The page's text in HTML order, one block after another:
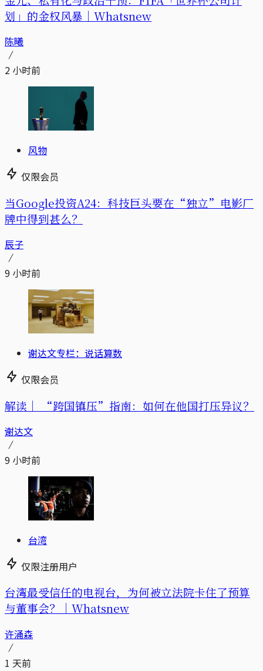
划」的金权风暴｜Whatsnew
陈曦
2 小时前
风物
仅限会员
当Google投资A24：科技巨头要在“独立”电影厂
牌中得到甚么？
辰子
9 小时前
谢达文专栏：说话算数
仅限会员
解读｜ “跨国镇压”指南：如何在他国打压异议？
谢达文
9 小时前
台湾
仅限注册用户
台湾最受信任的电视台，为何被立法院卡住了预算
与董事会？｜Whatsnew
许涌森
1 天前